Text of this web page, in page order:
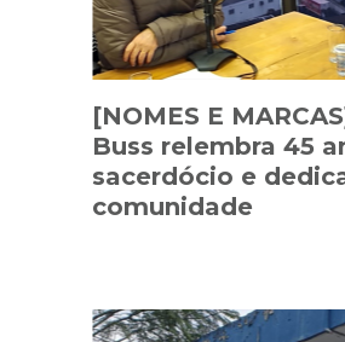
[NOMES E
Buss relembra 45
sacerdócio e
comunidade